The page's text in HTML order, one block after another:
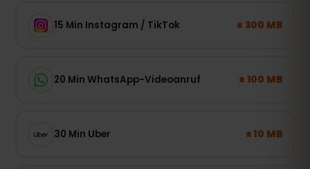
15 Min Instagram / TikTok ± 300 MB
20 Min WhatsApp-Videoanruf ± 100 MB
30 Min Uber ± 10 MB